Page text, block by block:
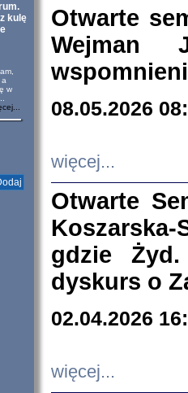
kulę
w
Otwarte
Wejman
08.05.2026
więcej...
Otwarte
Koszarska-
gdzie
dyskurs o
02.04.2026
więcej...